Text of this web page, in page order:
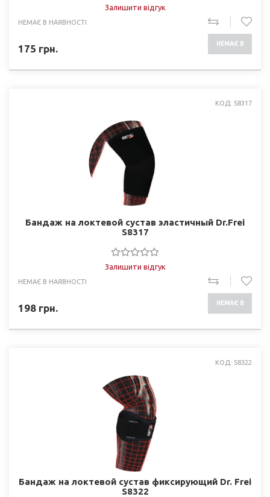
Залишити відгук
НЕМАЄ В НАЯВНОСТІ
175 грн. НЕМАЄ В
КОД: S8317
Бандаж на локтевой сустав эластичный Dr.Frei
S8317
Залишити відгук
НЕМАЄ В НАЯВНОСТІ
198 грн. НЕМАЄ В
КОД: S8322
Бандаж на локтевой сустав фиксирующий Dr. Frei
S8322